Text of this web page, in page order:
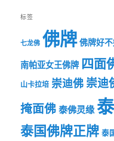
标签
七龙佛 佛牌 佛牌好
南帕亚女王佛牌 四面
山卡拉培 崇迪佛崇迪
掩面佛泰佛灵缘
泰国佛牌正牌 泰